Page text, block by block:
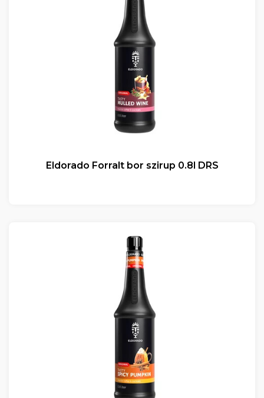
Eldorado Forralt bor szirup 0.8l DRS